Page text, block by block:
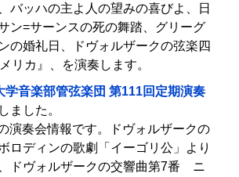
バッハの主よ人の望みの喜びよ、日
ン=サーンスの死の舞踏、グリーグ
の婚礼日、ドヴォルザークの弦楽四
リカ』、を演奏します。
学音楽部管弦楽団 第111回定期演奏
ました。
演奏会情報です。ドヴォルザークの
ロディンの歌劇「イーゴリ公」より
ドヴォルザークの交響曲第7番 ニ